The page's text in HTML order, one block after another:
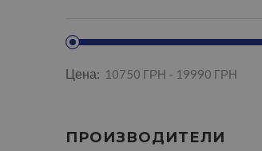
Цена:
ПРОИЗВОДИТЕЛИ